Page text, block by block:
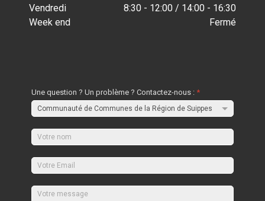
Vendredi
8:30 - 12:00 / 14:00 - 16:30
Week end
Fermé
Une question ? Un problème ? Contactez-nous :*